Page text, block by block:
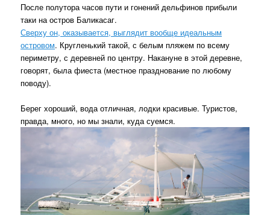
После полутора часов пути и гонений дельфинов прибыли
таки на остров Баликасаг.
Сверху он, оказывается, выглядит вообще идеальным
островом. Кругленький такой, с белым пляжем по всему
периметру, с деревней по центру. Накануне в этой деревне,
говорят, была фиеста (местное празднование по любому
поводу).
Берег хороший, вода отличная, лодки красивые. Туристов,
правда, много, но мы знали, куда суемся.